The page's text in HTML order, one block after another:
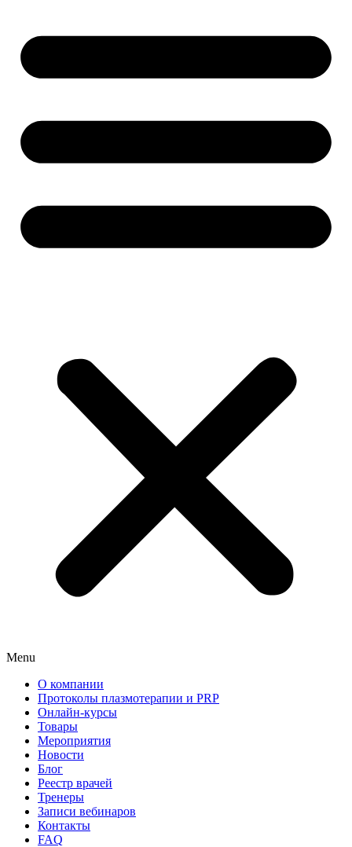
Menu
О компании
Протоколы плазмотерапии и PRP
Онлайн-курсы
Товары
Мероприятия
Новости
Блог
Реестр врачей
Тренеры
Записи вебинаров
Контакты
FAQ